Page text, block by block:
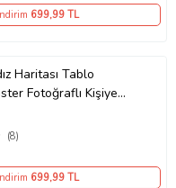
699,99 TL
Haritası Tablo
Fotoğraflı Kişiye
(8)
699,99 TL